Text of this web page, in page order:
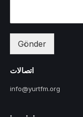
Gönder
اتصالات
info@yurtfm.org